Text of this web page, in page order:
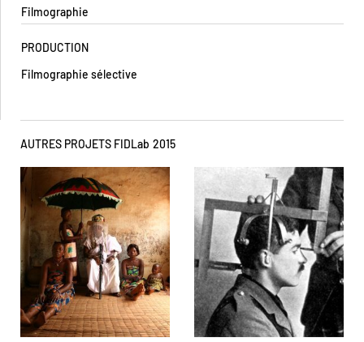
Filmographie
PRODUCTION
Filmographie sélective
AUTRES PROJETS FIDLab 2015